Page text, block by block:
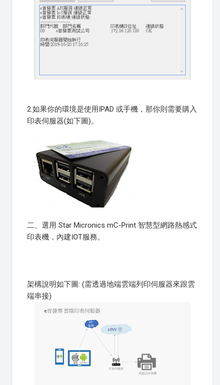
2.如果你的環境是使用IPAD 或手機，那你則需要購入
印表伺服器(如下圖)。
二、選用 Star Micronics mC-Print 智慧型網路熱感式
印表機，內建IOT服務。
架構說明如下圖: (需透過地端雲端列印伺服器來跟雲
端串接)